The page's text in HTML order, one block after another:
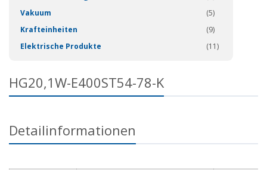
Vakuum
(5)
Krafteinheiten
(9)
Elektrische Produkte
(11)
HG20,1W-E400ST54-78-K
Detailinformationen